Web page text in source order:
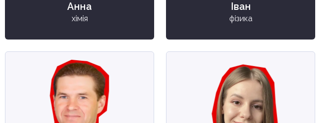
Анна
хімія
Іван
фізика